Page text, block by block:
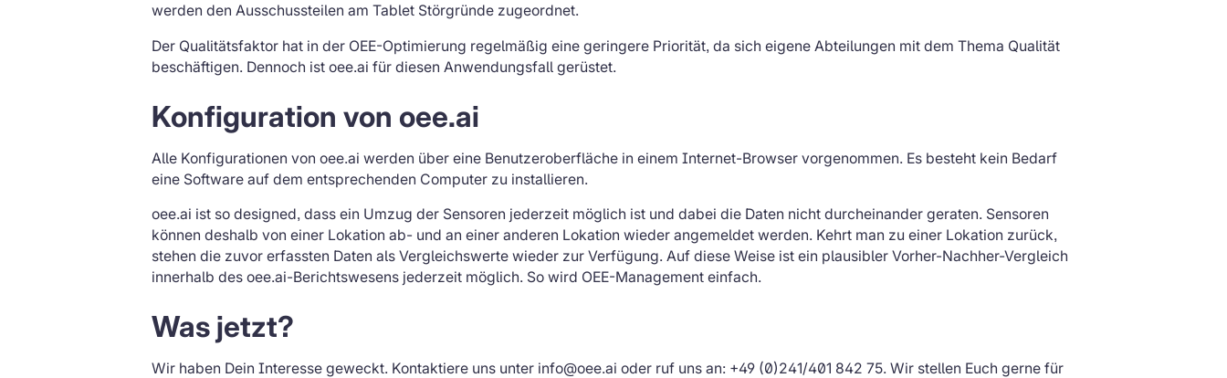
werden den Ausschussteilen am Tablet Störgründe zugeordnet.
Der Qualitätsfaktor hat in der OEE-Optimierung regelmäßig eine geringere Priorität, da sich eigene Abteilungen mit dem Thema Qualität
beschäftigen. Dennoch ist oee.ai für diesen Anwendungsfall gerüstet.
Konfiguration von oee.ai
Alle Konfigurationen von oee.ai werden über eine Benutzeroberfläche in einem Internet-Browser vorgenommen. Es besteht kein Bedarf
eine Software auf dem entsprechenden Computer zu installieren.
oee.ai ist so designed, dass ein Umzug der Sensoren jederzeit möglich ist und dabei die Daten nicht durcheinander geraten. Sensoren
können deshalb von einer Lokation ab- und an einer anderen Lokation wieder angemeldet werden. Kehrt man zu einer Lokation zurück,
stehen die zuvor erfassten Daten als Vergleichswerte wieder zur Verfügung. Auf diese Weise ist ein plausibler Vorher-Nachher-Vergleich
innerhalb des oee.ai-Berichtswesens jederzeit möglich. So wird OEE-Management einfach.
Was jetzt?
Wir haben Dein Interesse geweckt. Kontaktiere uns unter info@oee.ai oder ruf uns an: +49 (0)241/401 842 75. Wir stellen Euch gerne für